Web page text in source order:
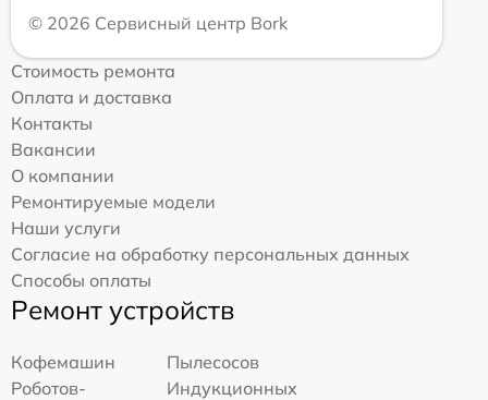
© 2026 Сервисный центр Bork
Стоимость ремонта
Оплата и доставка
Контакты
Вакансии
О компании
Ремонтируемые модели
Наши услуги
Согласие на обработку персональных данных
Способы оплаты
Ремонт устройств
Кофемашин
Пылесосов
Роботов-
Индукционных